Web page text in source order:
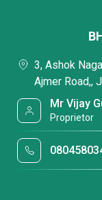
3, Ashok
Ajmer Road,,
Mr Vijay
Proprietor